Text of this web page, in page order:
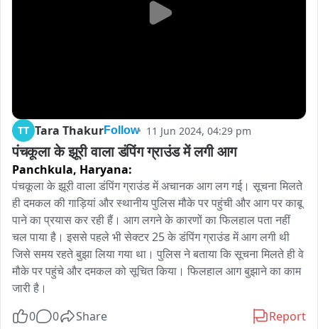
TT Tara ThakurFollow 11 Jun 2024, 04:29 pm
पंचकूला के झूरी वाला डंपिंग ग्राउंड में लगी आग
Panchkula, Haryana:
पंचकूला के झूरी वाला डंपिंग ग्राउंड में अचानक आग लग गई। सूचना मिलते
ही दमकल की गाड़ियां और स्थानीय पुलिस मौके पर पहुंची और आग पर काबू
पाने का प्रयास कर रही हैं। आग लगने के कारणों का फिलहाल पता नहीं
चल पाया है। इससे पहले भी सेक्टर 25 के डंपिंग ग्राउंड में आग लगी थी
जिसे समय रहते बुझा लिया गया था। पुलिस ने बताया कि सूचना मिलते ही वे
मौके पर पहुंचे और दमकल को सूचित किया। फिलहाल आग बुझाने का काम
जारी है।
0
0 Share Report